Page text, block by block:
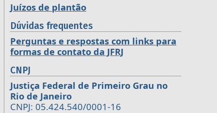
Juízos de plantão
Dúvidas frequentes
Perguntas e respostas com links para
formas de contato da JFRJ
CNPJ
Justiça Federal de Primeiro Grau no
Rio de Janeiro
CNPJ: 05.424.540/0001-16